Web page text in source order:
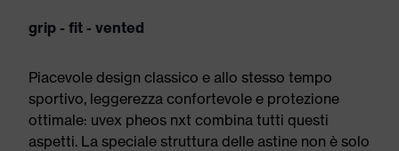
grip - fit - vented
Piacevole design classico e allo stesso tempo
sportivo, leggerezza confortevole e protezione
ottimale: uvex pheos nxt combina tutti questi
aspetti. La speciale struttura delle astine non è solo